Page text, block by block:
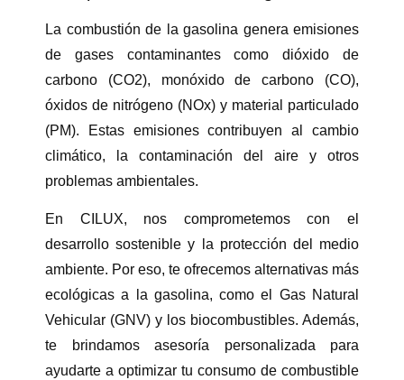
La combustión de la gasolina genera emisiones
de gases contaminantes como dióxido de
carbono (CO2), monóxido de carbono (CO),
óxidos de nitrógeno (NOx) y material particulado
(PM). Estas emisiones contribuyen al cambio
climático, la contaminación del aire y otros
problemas ambientales.
En CILUX, nos comprometemos con el
desarrollo sostenible y la protección del medio
ambiente. Por eso, te ofrecemos alternativas más
ecológicas a la gasolina, como el Gas Natural
Vehicular (GNV) y los biocombustibles. Además,
te brindamos asesoría personalizada para
ayudarte a optimizar tu consumo de combustible